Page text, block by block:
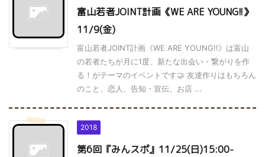
富山若者JOINT計画《WE ARE YOUNG!!》
11/9(金)
富山若者JOINT計画《WE ARE YOUNG!!》は富山
の若者たちが月に1度、新たな出会い・繋がりを作
る！がテーマのイベントです🤝 友達作りはもちろん
のこと、恋人、告知・宣伝、お店 ...
2018
第6回『みんスポ』11/25(日)15:00-